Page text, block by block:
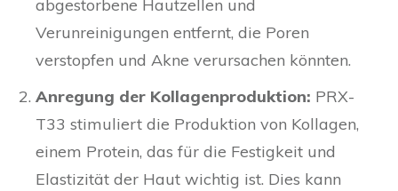
abgestorbene Hautzellen und
Verunreinigungen entfernt, die Poren
verstopfen und Akne verursachen könnten.
Anregung der Kollagenproduktion: PRX-
T33 stimuliert die Produktion von Kollagen,
einem Protein, das für die Festigkeit und
Elastizität der Haut wichtig ist. Dies kann